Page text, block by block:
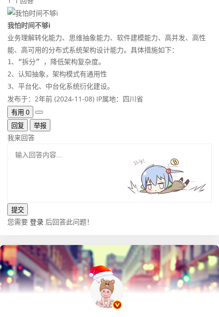
我怕时间不够i
业务理解转化能力、思维抽象能力、软件建模能力、高并发、高性
能、高可用的分布式系统架构设计能力。具体措施如下：
1、“拆分” ，降低架构复杂度。
2、认知抽象，架构模式有通用性
3、平台化、中台化系统衍化建设。
发布于：2年前 (2024-11-08) IP属地：四川省
有用 0
回复
举报
我来回答
您需要 登录 后回答此问题！